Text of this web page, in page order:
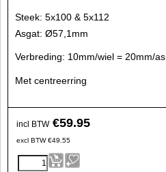
Steek: 5x100 & 5x112
Asgat: Ø57,1mm
Verbreding: 10mm/wiel = 20mm/as
Met centreerring
incl BTW €59.95
excl BTW €49.55